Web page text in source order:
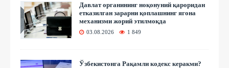
Давлат органининг ноқонуний қароридан
етказилган зарарни қоплашнинг ягона
механизми жорий этилмоқда
03.08.2026 1 849
Ўзбекистонга Рақамли кодекс керакми?